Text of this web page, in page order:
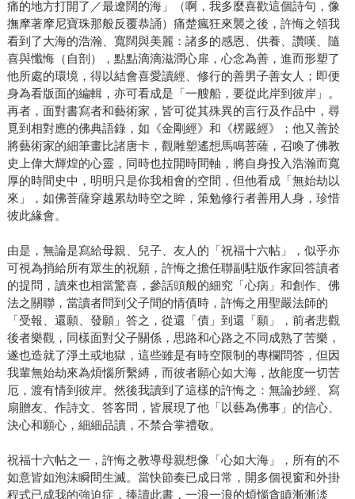
痛的地方打開了／最遼闊的海」（啊，我多麼喜歡這個詩句，像
撫摩著摩尼寶珠那般反覆恭誦）痛楚瘋狂來襲之後，許悔之領我
看到了大海的浩瀚、寬闊與美麗：諸多的感恩、供養、讚嘆、隨
喜與懺悔（自剖），點點滴滴滋潤心扉，心念為善，進而形塑了
他所處的環境，得以結會喜愛讀經、修行的善男子善女人；即便
身為看版面的編輯，亦可看成是「一艘船，要從此岸到彼岸」。
再者，面對書寫者和藝術家，皆可從其殊異的言行及作品中，尋
覓到相對應的佛典語錄，如《金剛經》和《楞嚴經》；他又善於
將藝術家的細筆畫比諸唐卡，觀雕塑遙想馬鳴菩薩，召喚了佛教
史上偉大輝煌的心靈，同時也拉開時間軸，將自身投入浩瀚而寬
厚的時間史中，明明只是你我相會的空間，但他看成「無始劫以
來」，如佛菩薩穿越累劫時空之眸，策勉修行者善用人身，珍惜
彼此緣會。
由是，無論是寫給母親、兒子、友人的「祝福十六帖」，似乎亦
可視為捎給所有眾生的祝願，許悔之擔任聯副駐版作家回答讀者
的提問，讀來也相當驚喜，參話頭般的細究「心病」和創作、佛
法之關聯，當讀者問到父子間的情債時，許悔之用聖嚴法師的
「受報、還願、發願」答之，從還「債」到還「願」，前者悲觀
後者樂觀，同樣面對父子關係，思路和心路之不同成熟了苦樂，
遂也造就了淨土或地獄，這些雖是有時空限制的專欄問答，但因
我輩無始劫來為煩惱所繫縛，而彼者願心如大海，故能度一切苦
厄，渡有情到彼岸。然後我讀到了這樣的許悔之：無論抄經、寫
扇贈友、作詩文、答客問，皆展現了他「以藝為佛事」的信心、
決心和願心，細細品讀，不禁合掌禮敬。
祝福十六帖之一，許悔之教導母親想像「心如大海」，所有的不
如意皆如泡沫瞬間生滅。當快節奏已成日常，開多個視窗和外掛
程式已成我的強迫症，捧讀此書，一浪一浪的煩惱貪瞋漸漸淡